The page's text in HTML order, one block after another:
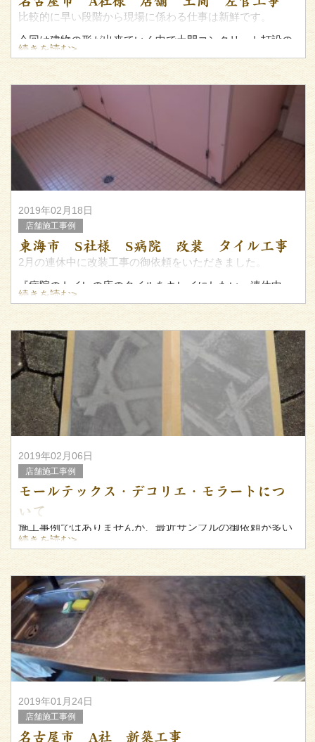
比較的に早い段階から現場に係わる仕事は新鮮です。
今回は建物の形が出来ていく中で土間コンクリート打設の
お仕事をいただきました。
続きを読む>
2019年02月18日
店舗施工事例
東海市 S社様 S病院 改装 タイル工事
2月の連休中に改装工事の御依頼をいただきました。
『病院のトイレの床のタイルをキレイにしたい。連休中
に。』
「はい。承りました。」
続きを読む>
2019年02月06日
店舗施工事例
モールテックス・デコリエ・モラートにつ
いて
施工事例ではありませんが、最近サンプルの御依頼が多い
のでひとつ。
上記、全ての材料を触ってみましたが、当社がおススメす
るのは、
壁面なら日本化成のデコリエ
床面ならフッコーのモラート
で
続きを読む>
2019年01月24日
店舗施工事例
名古屋市 A社 新築工事